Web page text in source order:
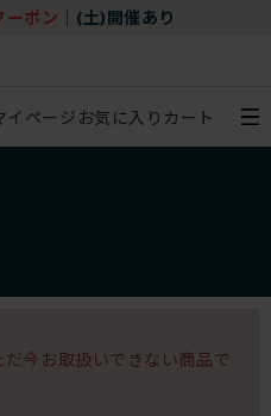
ーポン (土)開催あり
イページ お気に入り カート
今お取扱いできない商品で